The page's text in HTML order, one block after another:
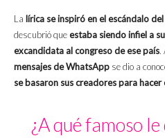
La lírica se inspiró en el escándalo
descubrió queestaba siendo infiel a
excandidata al congreso de ese país.
mensajes deWhatsApp se dio a
se basaron sus creadores para hacer
¿A qué famoso